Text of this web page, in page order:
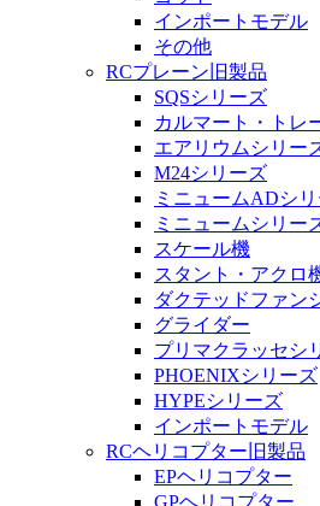
インポートモデル
その他
RCプレーン旧製品
SQSシリーズ
カルマート・トレ
エアリウムシリー
M24シリーズ
ミニュームADシ
ミニュームシリー
スケール機
スタント・アクロ
ダクテッドファン
グライダー
プリマクラッセシ
PHOENIXシリーズ
HYPEシリーズ
インポートモデル
RCヘリコプター旧製品
EPヘリコプター